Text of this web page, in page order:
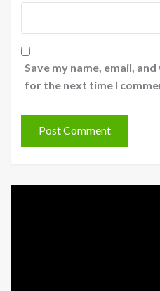
Save my name, email,
for the next time I